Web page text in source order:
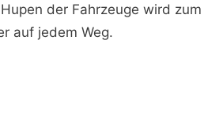
der Fahrzeuge wird zum
auf jedem Weg.